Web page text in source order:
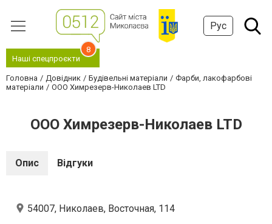
Рус
Наші спецпроєкти
8
Головна Довідник Будівельні матеріали
Фарби, лакофарбові
матеріали
ООО Химрезерв-Николаев LTD
ООО Химрезерв-Николаев LTD
Опис Відгуки
54007, Николаев, Восточная, 114